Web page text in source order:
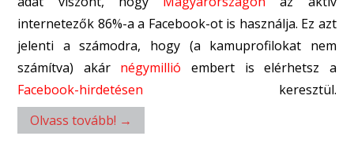
internetezők 86%-a a Facebook-ot is használja. Ez azt
jelenti a számodra, hogy (a kamuprofilokat nem
számítva) akár négymillió embert is elérhetsz a
Facebook-hirdetésen keresztül.
Olvass tovább! →